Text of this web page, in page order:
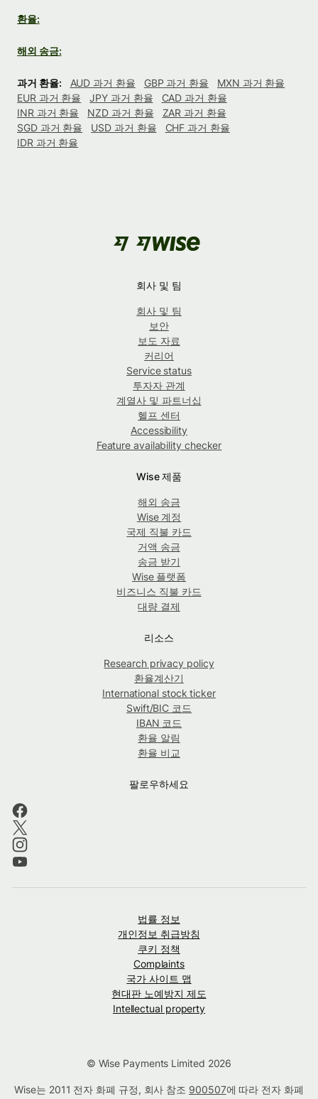
환율:
해외 송금:
과거 환율: AUD 과거 환율 GBP 과거 환율
MXN 과거 환율
EUR 과거 환율
JPY 과거 환율
CAD 과거 환율
INR 과거 환율
NZD 과거 환율
ZAR 과거 환율
SGD 과거 환율
USD 과거 환율
CHF 과거 환율
IDR 과거 환율
회사 및 팀
회사 및 팀
보안
보도 자료
커리어
Service status
투자자 관계
계열사 및 파트너십
헬프 센터
Accessibility
Feature availability checker
Wise 제품
해외 송금
Wise 계정
국제 직불 카드
거액 송금
송금 받기
Wise 플랫폼
비즈니스 직불 카드
대량 결제
리소스
Research privacy policy
환율계산기
International stock ticker
Swift/BIC 코드
IBAN 코드
환율 알림
환율 비교
팔로우하세요
법률 정보
개인정보 취급방침
쿠키 정책
Complaints
국가 사이트 맵
현대판 노예방지 제도
Intellectual property
© Wise Payments Limited 2026
Wise는 2011 전자 화폐 규정, 회사 참조 900507에 따라 전자 화폐